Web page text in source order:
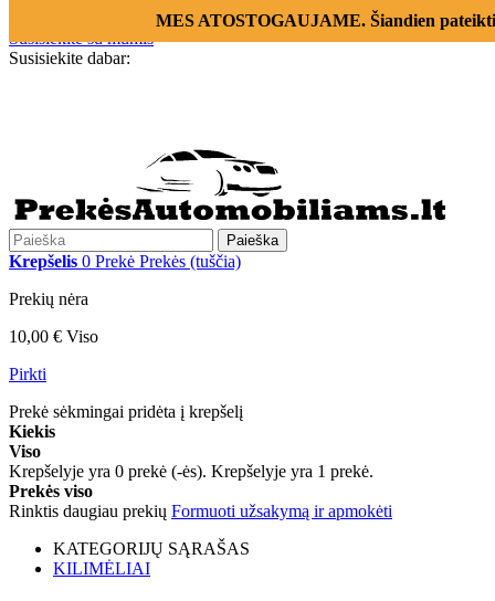
MES ATOSTOGAUJAME. Šiandien
Susisiekite su mumis
Susisiekite dabar:
Paieška
Krepšelis 0 Prekė Prekės (tuščia)
Prekių nėra
10,00 € Viso
Pirkti
Prekė sėkmingai pridėta į krepšelį
Kiekis
Viso
Krepšelyje yra 0 prekė (-ės). Krepšelyje yra 1 prekė.
Prekės viso
Rinktis daugiau prekių Formuoti užsakymą ir apmokėti
KATEGORIJŲ SĄRAŠAS
KILIMĖLIAI